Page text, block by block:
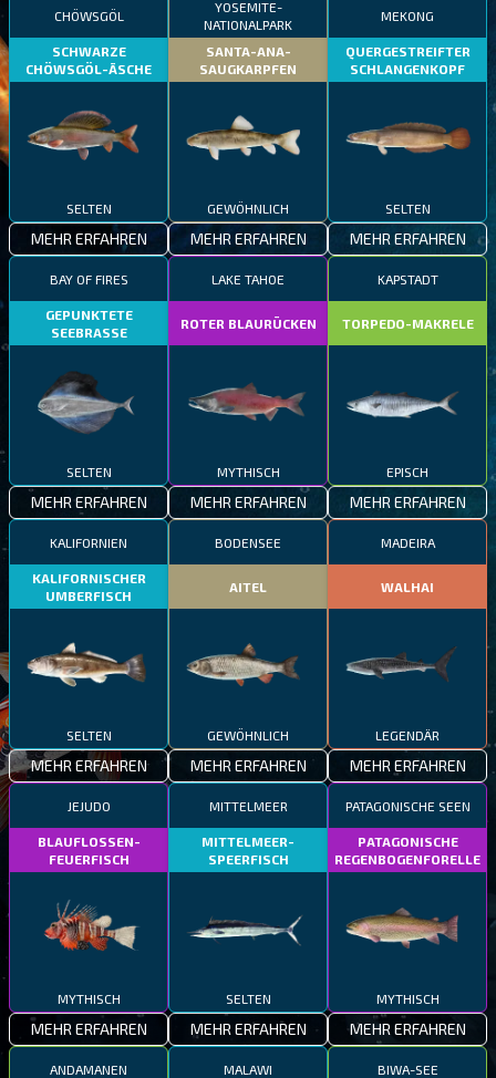
CHÖWSGÖL
SCHWARZE
CHÖWSGÖL-ÄSCHE
SELTEN
MEHR ERFAHREN
YOSEMITE-
NATIONALPARK
SANTA-ANA-
SAUGKARPFEN
GEWÖHNLICH
MEHR ERFAHREN
MEKONG
QUERGESTREIFTER
SCHLANGENKOPF
SELTEN
MEHR ERFAHREN
BAY OF FIRES
GEPUNKTETE
SEEBRASSE
SELTEN
MEHR ERFAHREN
LAKE TAHOE
ROTER BLAURÜCKEN
MYTHISCH
MEHR ERFAHREN
KAPSTADT
TORPEDO-MAKRELE
EPISCH
MEHR ERFAHREN
KALIFORNIEN
KALIFORNISCHER
UMBERFISCH
SELTEN
MEHR ERFAHREN
BODENSEE
AITEL
GEWÖHNLICH
MEHR ERFAHREN
MADEIRA
WALHAI
LEGENDÄR
MEHR ERFAHREN
JEJUDO
BLAUFLOSSEN-
FEUERFISCH
MYTHISCH
MEHR ERFAHREN
MITTELMEER
MITTELMEER-
SPEERFISCH
SELTEN
MEHR ERFAHREN
PATAGONISCHE SEEN
PATAGONISCHE
REGENBOGENFORELLE
MYTHISCH
MEHR ERFAHREN
ANDAMANEN MALAWI BIWA-SEE